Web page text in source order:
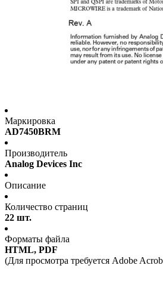
Маркировка
AD7450BRM
Производитель
Analog Devices Inc
Описание
Количество страниц
22 шт.
Форматы файла
HTML, PDF
(Для просмотра требуется Adobe